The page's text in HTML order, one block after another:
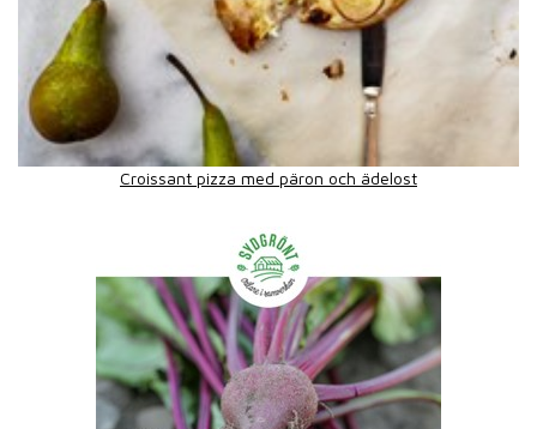
Croissant pizza med päron och ädelost